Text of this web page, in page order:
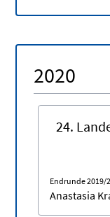
2020
24.
Endrunde 2019/
Anastasia